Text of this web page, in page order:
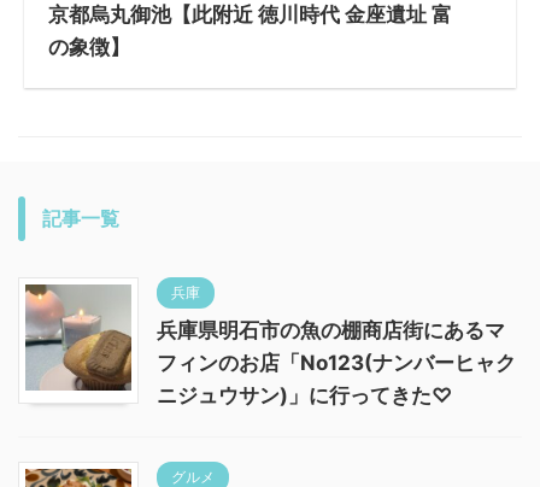
京都烏丸御池【此附近 徳川時代 金座遺址 富
の象徴】
記事一覧
兵庫
兵庫県明石市の魚の棚商店街にあるマ
フィンのお店「No123(ナンバーヒャク
ニジュウサン)」に行ってきた♡
グルメ